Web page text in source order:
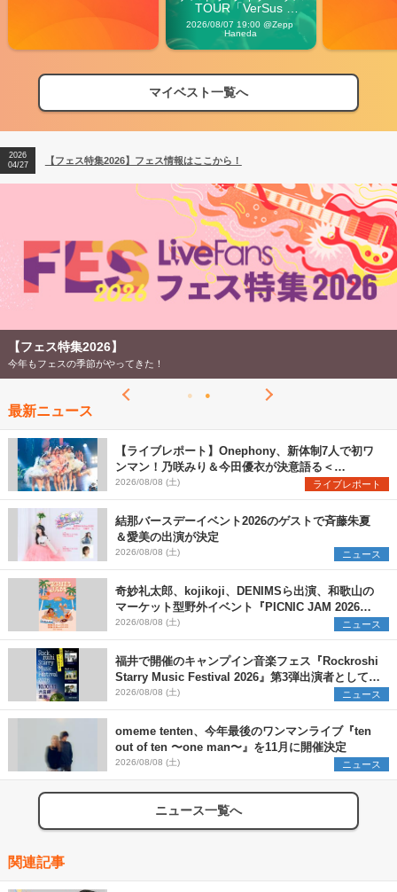
TOUR「VerSus
Carnival」
2026/08/07 19:00 @Zepp
Haneda
マイベスト一覧へ
【フェス特集2026】フェス情報はここから！
【ライブ動員ランキング】2026年上半期編発表！
2026
04/27
【フェス特集2026】フェス情報はここから！
2026
【ライブ動員ランキング】2026年上半期編発表！
【フェス特集2026】
今年もフェスの季節がやってきた！
最新ニュース
【ライブレポート】Onephony、新体制7人で初ワ
ンマン！乃咲みり＆今田優衣が決意語る＜
Onephony新体制1st Oneman Live はじまりの夏
＞
2026/08/08 (土) ライブレポート
結那バースデーイベント2026のゲストで斉藤朱夏
＆愛美の出演が決定
2026/08/08 (土) ニュース
奇妙礼太郎、kojikoji、DENIMSら出演、和歌山の
マーケット型野外イベント『PICNIC JAM 2026』
早割チケット発売開始
2026/08/08 (土) ニュース
福井で開催のキャンプイン音楽フェス『Rockroshi
Starry Music Festival 2026』第3弾出演者として
SCOOBIE DO、かりゆし58、Reiを発表
2026/08/08 (土) ニュース
omeme tenten、今年最後のワンマンライブ『ten
out of ten 〜one man〜』を11月に開催決定
2026/08/08 (土) ニュース
ニュース一覧へ
関連記事